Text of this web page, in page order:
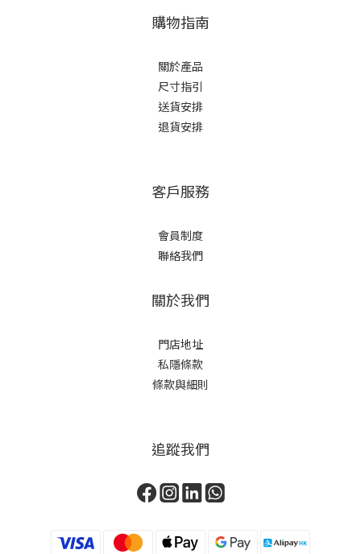
購物指南
關於產品
尺寸指引
送貨安排
退貨安排
客戶服務
會員制度
聯絡我們
關於我們
門店地址
私隱條款
條款與細則
追蹤我們